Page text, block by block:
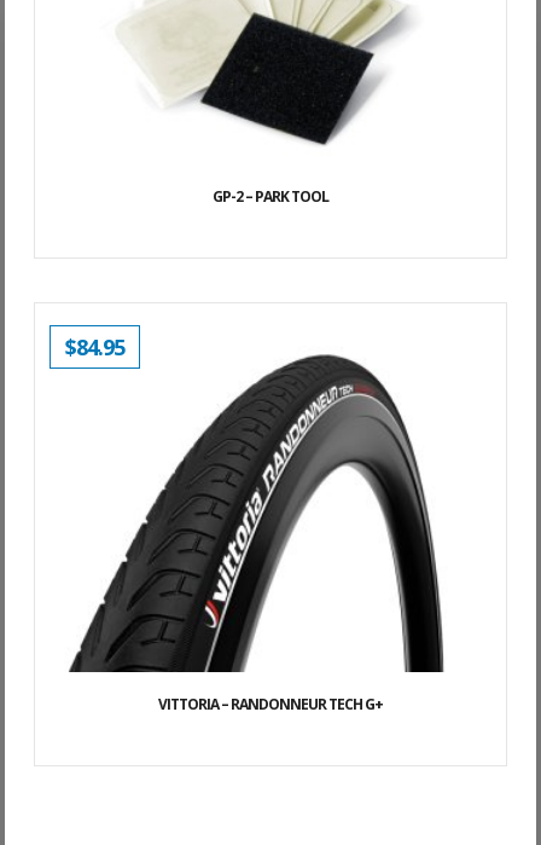
GP-2 – PARK TOOL
VITTORIA – RANDONNEUR TECH G+
$84.95